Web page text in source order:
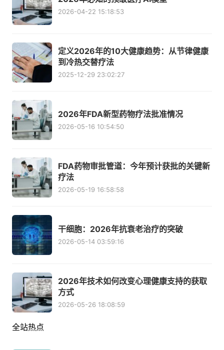
2026-04-22 15:18:53
定义2026年的10大健康趋势：从节律健康
到冷热交替疗法
2025-12-29 23:02:27
2026年FDA新型药物疗法批准情况
2026-05-16 10:54:50
FDA药物审批管道：今年预计获批的关键新
疗法
2026-05-19 16:58:58
干细胞：2026年抗衰老治疗的突破
2026-05-14 03:59:16
2026年技术如何改变心理健康支持的获取
方式
2026-05-26 18:08:59
全站热点